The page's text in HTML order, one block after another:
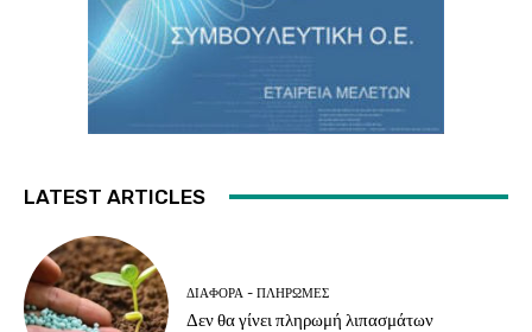
LATEST ARTICLES
ΔΙΆΦΟΡΑ - ΠΛΗΡΩΜΈΣ
Δεν θα γίνει πληρωμή λιπασμάτων